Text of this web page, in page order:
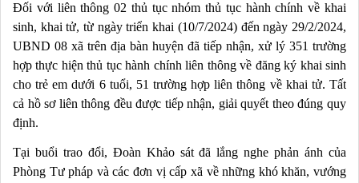
Đối với liên thông 02 thủ tục nhóm thủ tục hành chính về khai
sinh, khai tử, từ ngày triển khai (10/7/2024) đến ngày 29/2/2024,
UBND 08 xã trên địa bàn huyện đã tiếp nhận, xử lý 351 trường
hợp thực hiện thủ tục hành chính liên thông về đăng ký khai sinh
cho trẻ em dưới 6 tuổi, 51 trường hợp liên thông về khai tử. Tất
cả hồ sơ liên thông đều được tiếp nhận, giải quyết theo đúng quy
định.
Tại buổi trao đổi, Đoàn Khảo sát đã lắng nghe phản ánh của
Phòng Tư pháp và các đơn vị cấp xã về những khó khăn, vướng